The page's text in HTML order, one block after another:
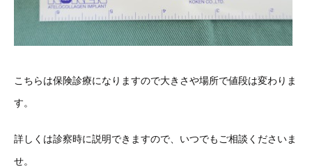
こちらは保険診療になりますので大きさや場所で値段は変わりま
す。
詳しくは診察時に説明できますので、いつでもご相談くださいま
せ。